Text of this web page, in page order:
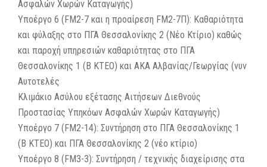
Ασφαλών Χωρών Καταγωγής)
Υποέργο 6 (FM2-7 και η προαίρεση FM2-7Π): Καθαριότητα
και φύλαξης στο ΠΓΑ Θεσσαλονίκης 2 (Νέο Κτίριο) καθώς
και παροχή υπηρεσιών καθαριότητας στο ΠΓΑ
Θεσσαλονίκης 1 (Β ΚΤΕΟ) και ΑΚΑ Αλβανίας/Γεωργίας (νυν
Αυτοτελές
Κλιμάκιο Ασύλου εξέτασης Αιτήσεων Διεθνούς
Προστασίας Υπηκόων Ασφαλών Χωρών Καταγωγής)
Υποέργο 7 (FM2-14): Συντήρηση στο ΠΓΑ Θεσσαλονίκης 1
(Β ΚΤΕΟ) και ΠΓΑ Θεσσαλονίκης 2 (νέο κτίριο)
Υποέργο 8 (FM3-3): Συντήρηση / τεχνικής διαχείρισης στα